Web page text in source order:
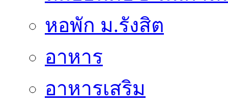
หอพัก ม.รังสิต
อาหาร
อาหารเสริม